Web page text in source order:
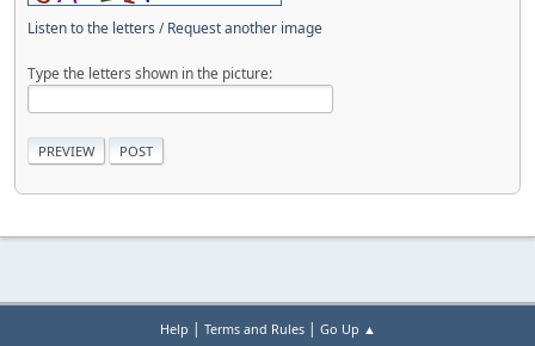
Listen to the letters /Request another image
Type the letters shown in the picture:
Help | Terms and Rules| Go Up ▲